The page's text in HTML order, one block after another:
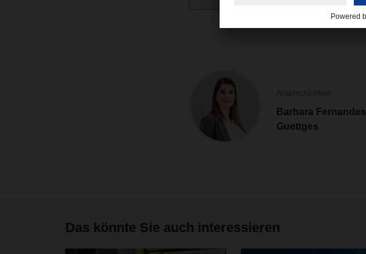
Ansprechpartner
Barbara Fernandes
Guettges
Das könnte Sie auch interessieren